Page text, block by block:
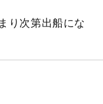
次第出船にな